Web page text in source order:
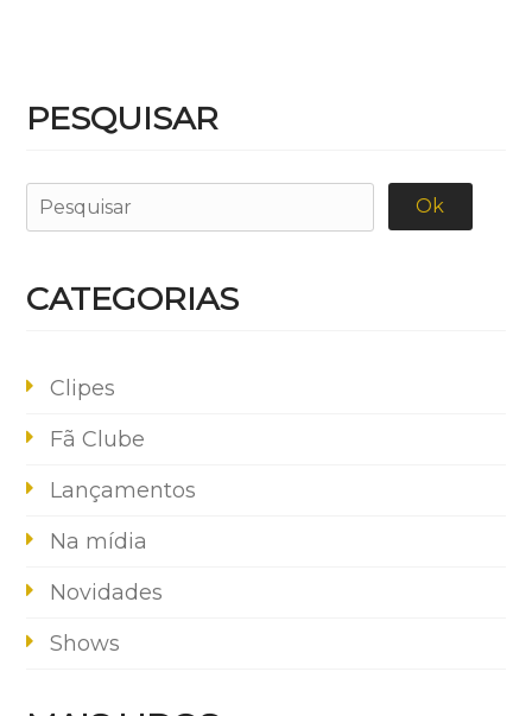
PESQUISAR
CATEGORIAS
Clipes
Fã Clube
Lançamentos
Na mídia
Novidades
Shows